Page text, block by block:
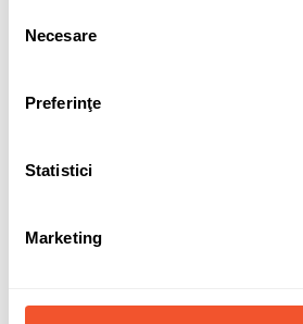
consimțământului
Necesare
Preferinţe
Statistici
Marketing
nea" -
EAN13